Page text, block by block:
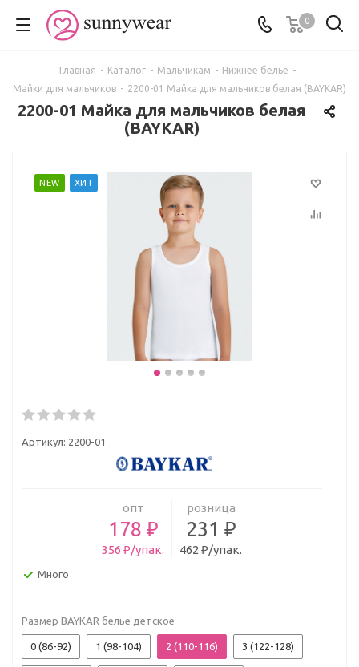
0
Главная - Каталог - Мальчикам - Нижнее белье -
Майки для мальчиков - 2200-01 Майка для мальчиков белая (BAYKAR)
2200-01 Майка для мальчиков белая
(BAYKAR)
NEW ХИТ
Артикул: 2200-01
опт
178 ₽
356 ₽/упак.
розница
231 ₽
462 ₽/упак.
Много
Размер BAYKAR белье детское
0 (86-92) 1 (98-104) 2 (110-116) 3 (122-128)